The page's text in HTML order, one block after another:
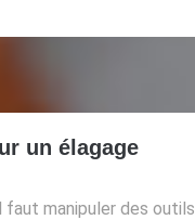
un élagage
faut manipuler des outils